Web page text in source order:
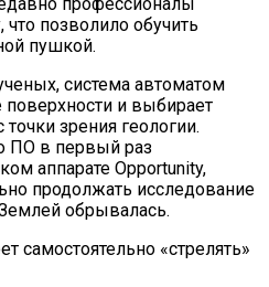
На Маврикий Из
До Мая 2024
Алмаз Весом 7.46
позволило обучить
пушкой.
система автоматом
и выбирает
зрения геологии.
ПО в первый раз
аппарате Opportunity,
продолжать исследование
обрывалась.